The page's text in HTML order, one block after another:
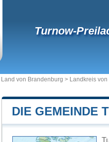
Turnow-
Land von Brandenburg > Landkreis
DIE GEMEINDE